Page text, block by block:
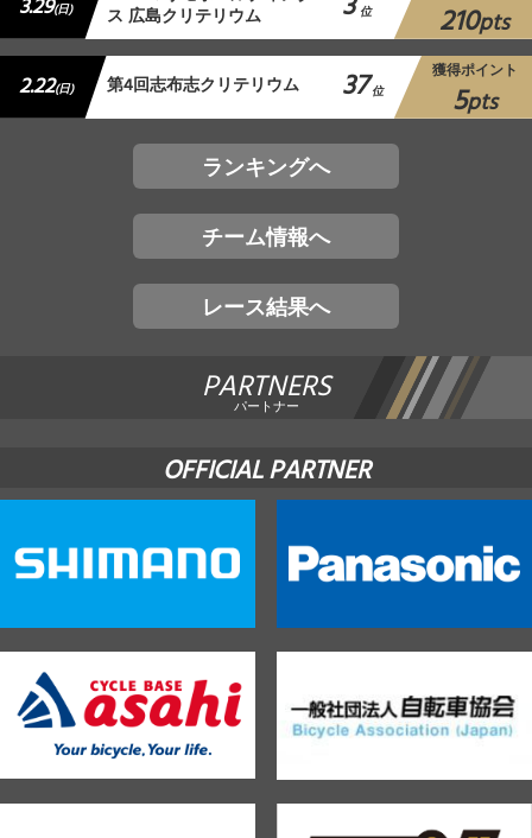
3.29(日) ス 広島クリテリウム 位 210pts
2.22(日) 第4回志布志クリテリウム 37 位
獲得ポイント
5pts
ランキングへ
チーム情報へ
レース結果へ
PARTNERS
パートナー
OFFICIAL PARTNER